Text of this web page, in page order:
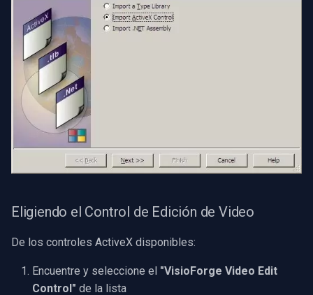
Eligiendo el Control de Edición de Video
De los controles ActiveX disponibles:
Encuentre y seleccione el "VisioForge Video Edit
Control" de la lista